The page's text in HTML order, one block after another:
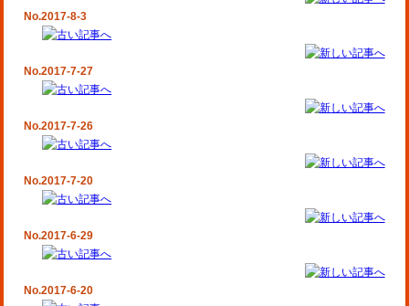
No.2017-8-3
No.2017-7-27
No.2017-7-26
No.2017-7-20
No.2017-6-29
No.2017-6-20